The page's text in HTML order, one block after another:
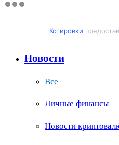
Котировки
Новости
Все
Личные финансы
Новости